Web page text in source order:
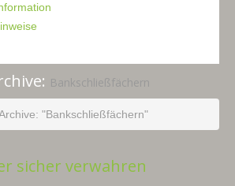
Bankschließfächern
"Bankschließfächern"
sicher verwahren